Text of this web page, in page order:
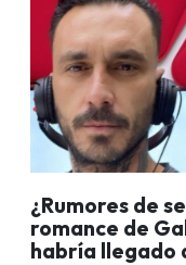
¿Rumores de
romance de
habría llegado